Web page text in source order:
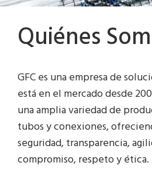
Quiénes
GFC es una empresa de
está en el mercado desde
una amplia variedad de
tubos y conexiones,
seguridad, transparencia,
compromiso, respeto y ética.